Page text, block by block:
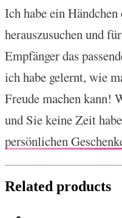
Ich habe ein
herauszusuchen und
Empfänger das
ich habe gelernt, wie
Freude machen kann!
und Sie keine Zeit
persönlichen
Related products